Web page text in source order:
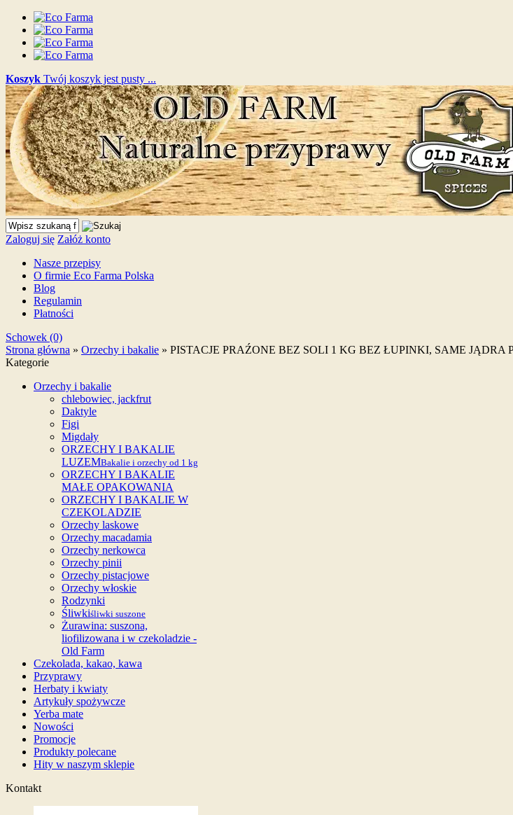
Koszyk Twój koszyk jest pusty ...
Zaloguj się Załóż konto
Nasze przepisy
O firmie Eco Farma Polska
Blog
Regulamin
Płatności
Schowek (0)
Strona główna » Orzechy i bakalie » PISTACJE PRAŹONE BEZ SOLI 1 KG BEZ ŁUPINKI, SAME JĄDRA
Kategorie
Orzechy i bakalie
chlebowiec, jackfrut
Daktyle
Figi
Migdały
ORZECHY I BAKALIE
LUZEMBakalie i orzechy od 1 kg
ORZECHY I BAKALIE
MAŁE OPAKOWANIA
ORZECHY I BAKALIE W
CZEKOLADZIE
Orzechy laskowe
Orzechy macadamia
Orzechy nerkowca
Orzechy pinii
Orzechy pistacjowe
Orzechy włoskie
Rodzynki
Śliwkiśliwki suszone
Żurawina: suszona,
liofilizowana i w czekoladzie -
Old Farm
Czekolada, kakao, kawa
Przyprawy
Herbaty i kwiaty
Artykuły spożywcze
Yerba mate
Nowości
Promocje
Produkty polecane
Hity w naszym sklepie
Kontakt